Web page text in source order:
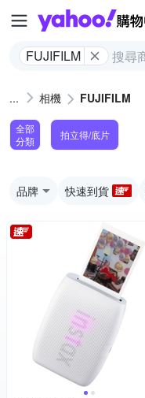
FUJIFILM
相機 FUJIFILM
全部
分類
拍立得/底片
品牌 快速到貨